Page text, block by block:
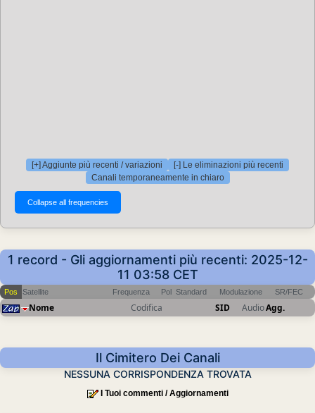
[+] Aggiunte più recenti / variazioni
[-] Le eliminazioni più recenti
Canali temporaneamente in chiaro
1 record - Gli aggiornamenti più recenti: 2025-12-
11 03:58 CET
Pos Satellite Frequenza Pol Standard Modulazione SR/FEC
Nome Codifica SID AudioAgg.
Il Cimitero Dei Canali
NESSUNA CORRISPONDENZA TROVATA
I Tuoi commenti / Aggiornamenti